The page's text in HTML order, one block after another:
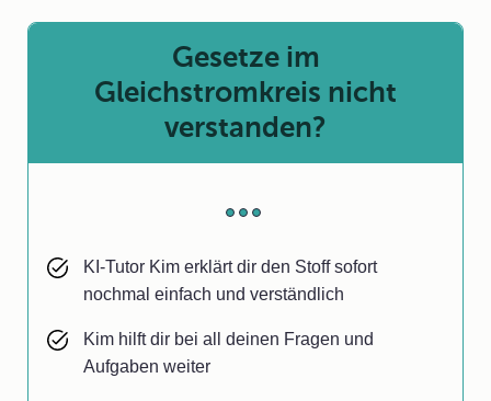
Gesetze im
Gleichstromkreis nicht
verstanden?
KI-Tutor Kim erklärt dir den Stoff sofort
nochmal einfach und verständlich
Kim hilft dir bei all deinen Fragen und
Aufgaben weiter